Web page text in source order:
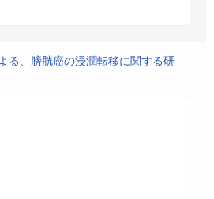
る、膀胱癌の浸潤転移に関する研